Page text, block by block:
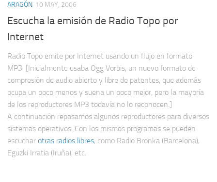
ARAGÓN 10 MAY, 2006
Escucha la emisión de Radio Topo por
Internet
Radio Topo emite por Internet usando un flujo en formato
MP3. [Inicialmente usaba Ogg Vorbis, un nuevo formato de
compresión de audio abierto y libre de patentes, que además
ocupa un poco menos y suena un poco mejor, pero la mayoría
de los reproductores MP3 todavía no lo reconocen.]
A continuación repasamos algunos reproductores para diversos
sistemas operativos. Con los mismos programas se pueden
escuchar otras radios libres, como Radio Bronka (Barcelona),
Eguzki Irratia (Iruña), etc.